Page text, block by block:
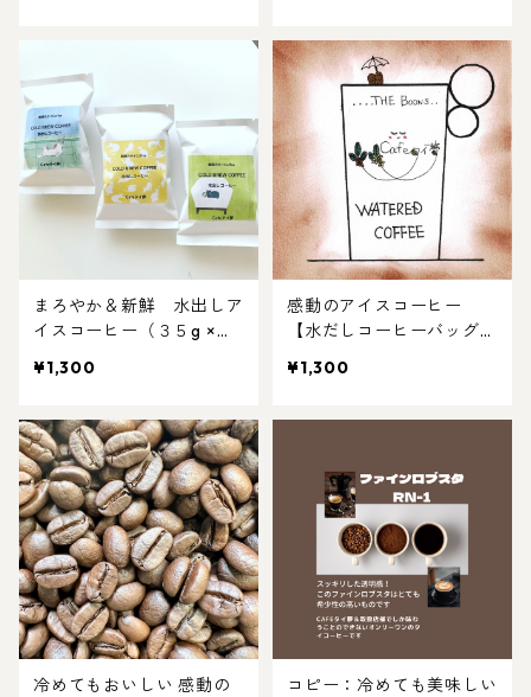
まろやか＆新鮮 水出しア
イスコーヒー（３５g ×４
¥1,300
感動のアイスコーヒー
【水だしコーヒーバッグ】
（３５ｇ× ４袋）
¥1,300
冷めてもおいしい 感動の
コピー：冷めても美味しい